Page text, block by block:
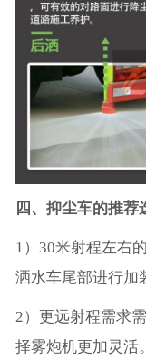
四、抑尘车的推荐
1）30米射程左右
洒水车尾部进行加
2）更远射程需求
择雾炮机更加灵活。